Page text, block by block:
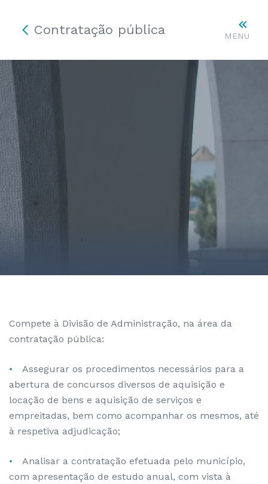
MENU
Contratação pública
Compete à Divisão de Administração, na área da
contratação pública:
Assegurar os procedimentos necessários para a
abertura de concursos diversos de aquisição e
locação de bens e aquisição de serviços e
empreitadas, bem como acompanhar os mesmos, até
à respetiva adjudicação;
Analisar a contratação efetuada pelo município,
com apresentação de estudo anual, com vista à